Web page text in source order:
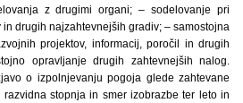
z drugimi organi; – sodelovanje pri
drugih najzahtevnejših gradiv; – samostojna
projektov, informacij, poročil in drugih
opravljanje drugih zahtevnejših nalog.
o izpolnjevanju pogoja glede zahtevane
stopnja in smer izobrazbe ter leto in